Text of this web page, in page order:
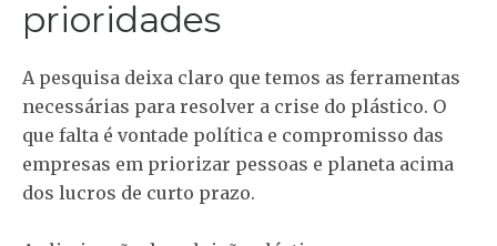
prioridades
A pesquisa deixa claro que temos as ferramentas
necessárias para resolver a crise do plástico. O
que falta é vontade política e compromisso das
empresas em priorizar pessoas e planeta acima
dos lucros de curto prazo.